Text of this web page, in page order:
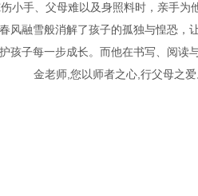
小手、父母难以及身照料时，亲手
风融雪般消解了孩子的孤独与惶恐
孩子每一步成长。而他在书写、阅读
金老师,您以师者之心,行父母之